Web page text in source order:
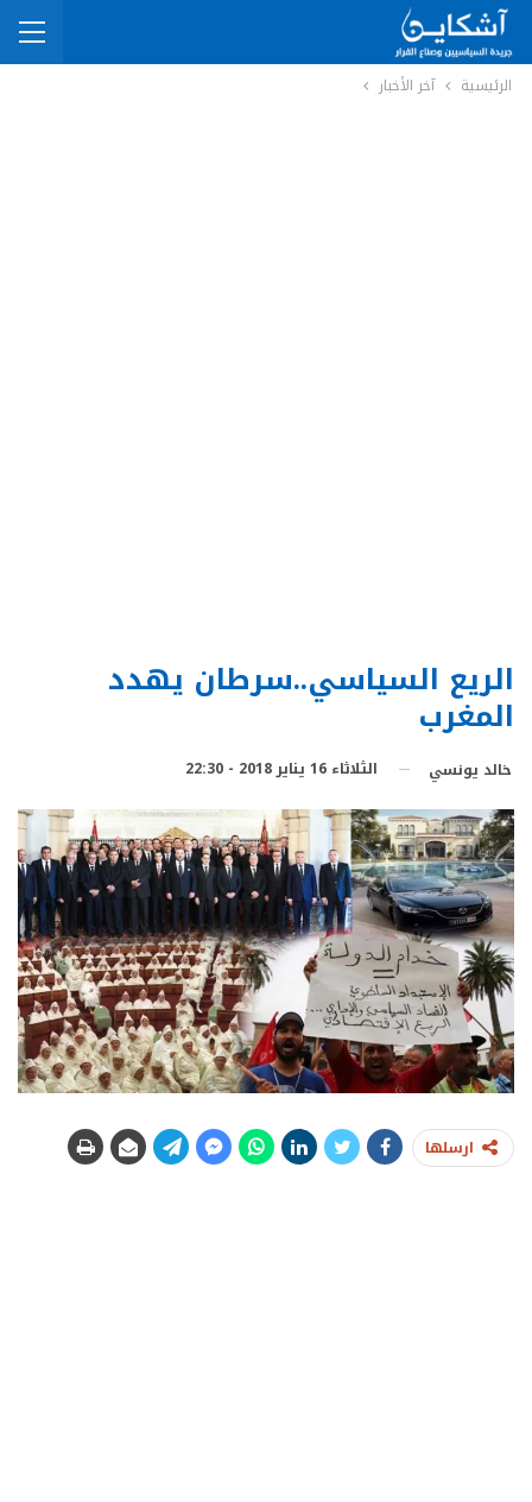
الرئيسية آخر الأخبار
الريع السياسي..سرطان يهدد
المغرب
خالد يونسي الثلاثاء 16 يناير 2018 - 22:30
ارسلها